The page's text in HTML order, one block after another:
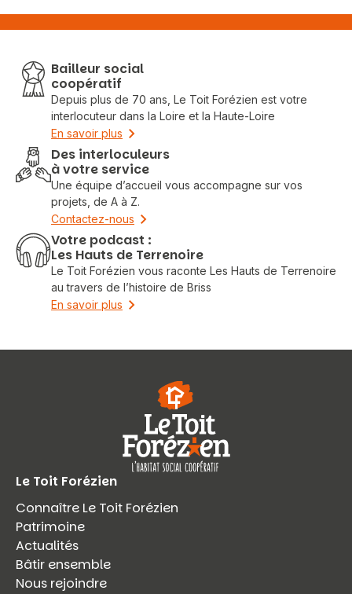
Bailleur social
coopératif
Depuis plus de 70 ans, Le Toit Forézien est votre
interlocuteur dans la Loire et la Haute-Loire
En savoir plus
Des interloculeurs
à votre service
Une équipe d’accueil vous accompagne sur vos
projets, de A à Z.
Contactez-nous
Votre podcast :
Les Hauts de Terrenoire
Le Toit Forézien vous raconte Les Hauts de Terrenoire
au travers de l’histoire de Briss
En savoir plus
Le Toit Forézien
Connaître Le Toit Forézien
Patrimoine
Actualités
Bâtir ensemble
Nous rejoindre